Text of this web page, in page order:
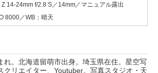
14-24mm f/2.8 S／14mm／マニュアル露出
8000／WB：晴天
れ。北海道留萌市出身。埼玉県在住。星空写
クリエイター、Youtuber。写真スタジオ・天